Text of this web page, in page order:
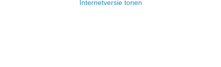
Internetversie tonen